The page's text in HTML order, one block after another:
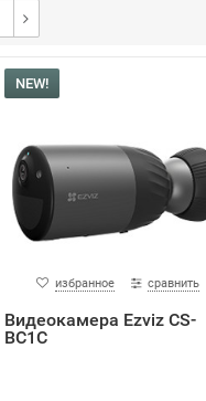
NEW!
избранное сравнить
Видеокамера Ezviz CS-
BC1C